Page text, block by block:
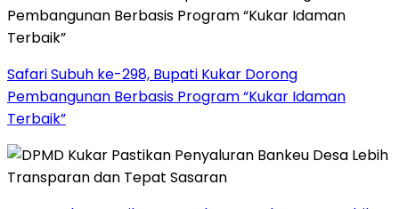
Safari Subuh ke-298, Bupati Kukar Dorong
Pembangunan Berbasis Program “Kukar Idaman
Terbaik”